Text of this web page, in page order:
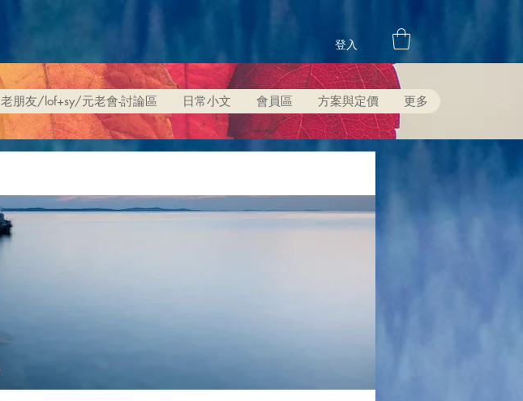
登入
老朋友/lof+sy/元老會-討論區 日常小文 會員區 方案與定價 更多